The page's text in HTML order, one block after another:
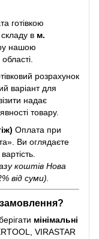
готівкою
в м.
нашою
розрахунок
варіант для
надає
товару.
Оплата при
Ви оглядаєте
коштів Нова
від суми).
мінімальні
VIRASTAR